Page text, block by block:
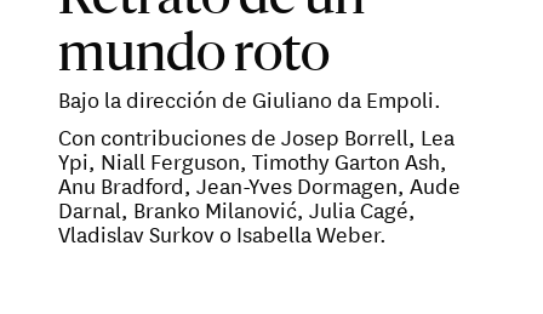
mundo roto
Bajo la dirección de Giuliano da Empoli.
Con contribuciones de Josep Borrell, Lea
Ypi, Niall Ferguson, Timothy Garton Ash,
Anu Bradford, Jean-Yves Dormagen, Aude
Darnal, Branko Milanović, Julia Cagé,
Vladislav Surkov o Isabella Weber.